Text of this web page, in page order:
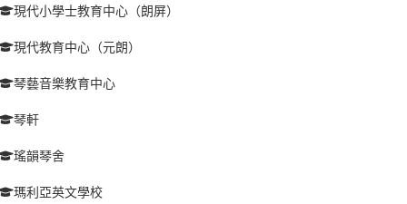
現代小學士教育中心（朗屏）
現代教育中心（元朗）
琴藝音樂教育中心
琴軒
瑤韻琴舍
瑪利亞英文學校